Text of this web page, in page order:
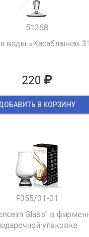
51268
воды «Касабланка»
220
В КОРЗИНУ
F355/31-01
Glass" в
упаковке